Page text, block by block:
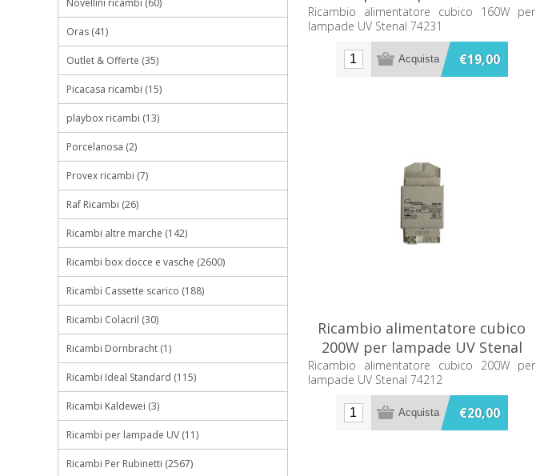
74231
Ricambio alimentatore cubico 160W per
lampade UV Stenal 74231
€19,00
Ricambio alimentatore cubico
200W per lampade UV Stenal
74212
Ricambio alimentatore cubico 200W per
lampade UV Stenal 74212
€20,00
Novellini ricambi (60)
Oras (41)
Outlet & Offerte (35)
Picacasa ricambi (15)
playbox ricambi (13)
Porcelanosa (2)
Provex ricambi (7)
Raf Ricambi (26)
Ricambi altre marche (142)
Ricambi box docce e vasche (2600)
Ricambi Cassette scarico (188)
Ricambi Colacril (30)
Ricambi Dornbracht (1)
Ricambi Ideal Standard (115)
Ricambi Kaldewei (3)
Ricambi per lampade UV (11)
Ricambi Per Rubinetti (2567)